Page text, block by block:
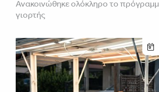
Ανακοινώθηκε ολόκληρο το
γιορτής